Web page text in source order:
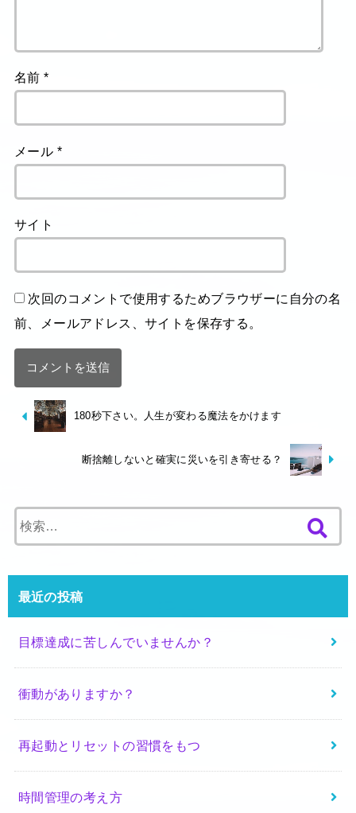
名前*
メール *
サイト
次回のコメントで使用するためブラウザーに自分の名
前、メールアドレス、サイトを保存する。
180秒下さい。人生が変わる魔法をかけます
断捨離しないと確実に災いを引き寄せる？
索
最近の投稿
目標達成に苦しんでいませんか？
衝動がありますか？
再起動とリセットの習慣をもつ
時間管理の考え方